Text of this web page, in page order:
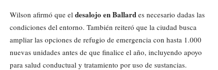
Wilson afirmó que el desalojo en Ballard es necesario dadas las
condiciones del entorno. También reiteró que la ciudad busca
ampliar las opciones de refugio de emergencia con hasta 1.000
nuevas unidades antes de que finalice el año, incluyendo apoyo
para salud conductual y tratamiento por uso de sustancias.